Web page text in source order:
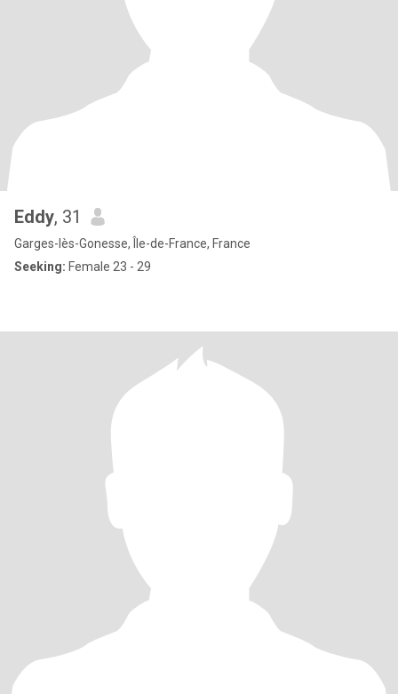
Eddy, 31
Garges-lès-Gonesse, Île-de-France, France
Seeking: Female 23 - 29